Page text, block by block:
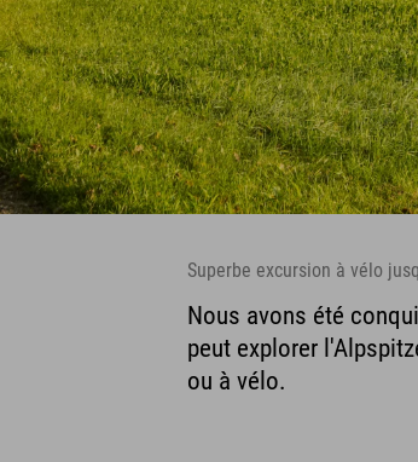
Superbe excursion à vélo
Nous avons été
peut explorer
ou à vélo.